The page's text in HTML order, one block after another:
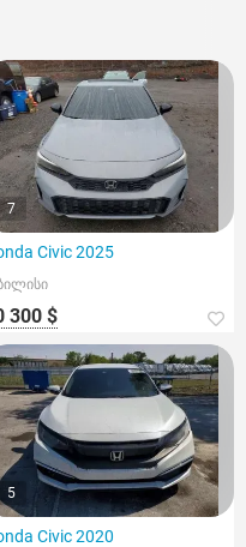
7
Civic 2025
300 $
5
Civic 2020